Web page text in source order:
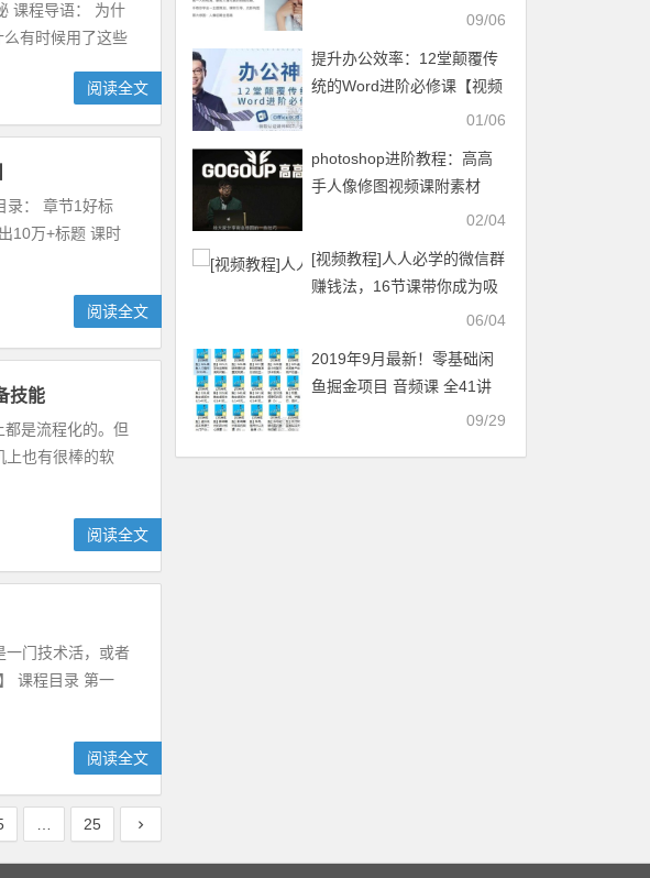
课程导语： 为什
有时候用了这些
阅读全文
录： 章节1好标
10万+标题 课时
阅读全文
技能
是流程化的。但
上也有很棒的软
阅读全文
一门技术活，或者
课程目录 第一
阅读全文
25
09/06
提升办公效率：12堂颠覆传
统的Word进阶必修课【视频
01/06
photoshop进阶教程：高高
手人像修图视频课附素材
02/04
[视频教程]人人必学的微信群
赚钱法，16节课带你成为吸
06/04
2019年9月最新！零基础闲
鱼掘金项目 音频课 全41讲
09/29